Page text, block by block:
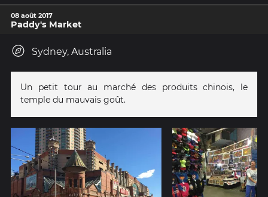
08 août 2017
Paddy's Market
Sydney, Australia
Un petit tour au marché des produits chinois, le
temple du mauvais goût.